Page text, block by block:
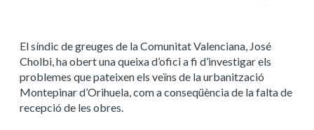
El síndic de greuges de la Comunitat Valenciana, José
Cholbi, ha obert una queixa d’ofici a fi d’investigar els
problemes que pateixen els veïns de la urbanització
Montepinar d’Orihuela, com a conseqüència de la falta de
recepció de les obres.